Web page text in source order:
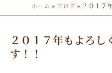
ホーム » ブログ» ２０１７
２０１７年もよろし
す！！